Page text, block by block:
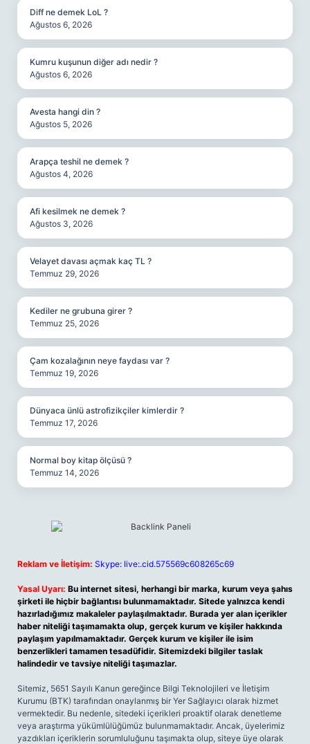
Diff ne demek LoL ?
Ağustos 6, 2026
Kumru kuşunun diğer adı nedir ?
Ağustos 6, 2026
Avesta hangi din ?
Ağustos 5, 2026
Arapça teshil ne demek ?
Ağustos 4, 2026
Afi kesilmek ne demek ?
Ağustos 3, 2026
Velayet davası açmak kaç TL ?
Temmuz 29, 2026
Kediler ne grubuna girer ?
Temmuz 25, 2026
Çam kozalağının neye faydası var ?
Temmuz 19, 2026
Dünyaca ünlü astrofizikçiler kimlerdir ?
Temmuz 17, 2026
Normal boy kitap ölçüsü ?
Temmuz 14, 2026
Reklam ve İletişim: Skype: live:.cid.575569c608265c69
Yasal Uyarı: Bu internet sitesi, herhangi bir marka, kurum veya şahıs
şirketi ile hiçbir bağlantısı bulunmamaktadır. Sitede yalnızca kendi
hazırladığımız makaleler paylaşılmaktadır. Burada yer alan içerikler
haber niteliği taşımamakta olup, gerçek kurum ve kişiler hakkında
paylaşım yapılmamaktadır. Gerçek kurum ve kişiler ile isim
benzerlikleri tamamen tesadüfidir. Sitemizdeki bilgiler taslak
halindedir ve tavsiye niteliği taşımazlar.
Sitemiz, 5651 Sayılı Kanun gereğince Bilgi Teknolojileri ve İletişim
Kurumu (BTK) tarafından onaylanmış bir Yer Sağlayıcı olarak hizmet
vermektedir. Bu nedenle, sitedeki içerikleri proaktif olarak denetleme
veya araştırma yükümlülüğümüz bulunmamaktadır. Ancak, üyelerimiz
yazdıkları içeriklerin sorumluluğunu taşımakta olup, siteye üye olarak